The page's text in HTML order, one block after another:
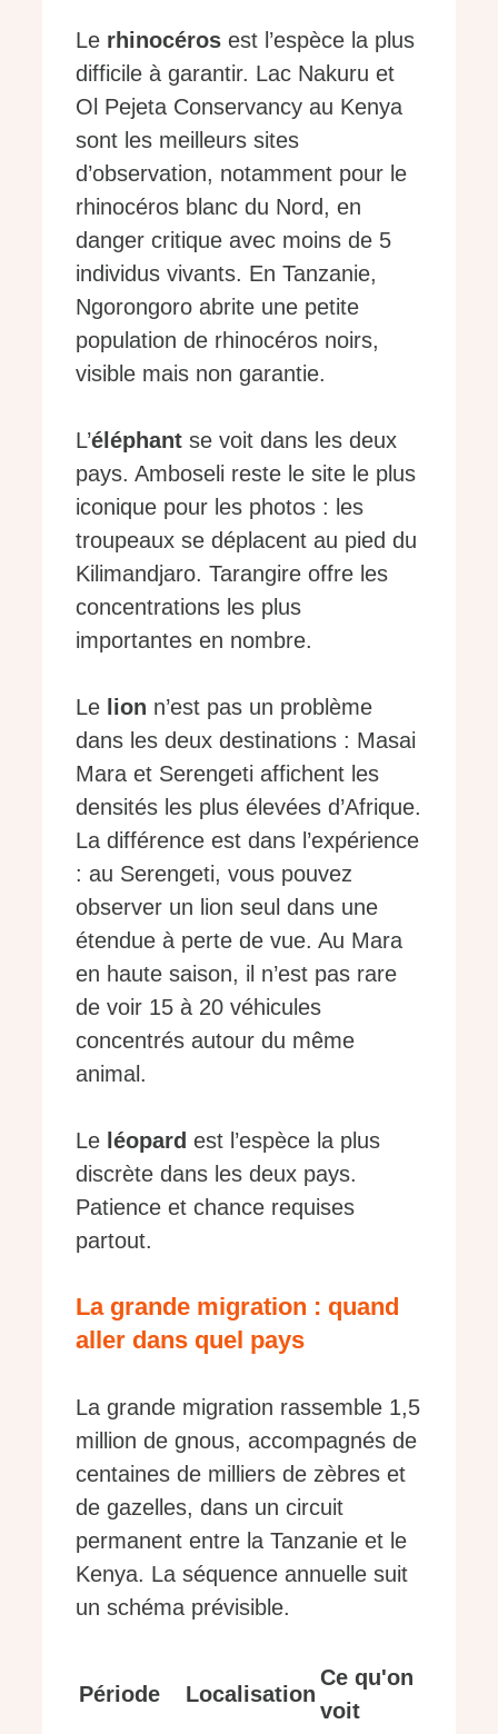
Le rhinocéros est l’espèce la plus
difficile à garantir. Lac Nakuru et
Ol Pejeta Conservancy au Kenya
sont les meilleurs sites
d’observation, notamment pour le
rhinocéros blanc du Nord, en
danger critique avec moins de 5
individus vivants. En Tanzanie,
Ngorongoro abrite une petite
population de rhinocéros noirs,
visible mais non garantie.
L’éléphant se voit dans les deux
pays. Amboseli reste le site le plus
iconique pour les photos : les
troupeaux se déplacent au pied du
Kilimandjaro. Tarangire offre les
concentrations les plus
importantes en nombre.
Le lion n’est pas un problème
dans les deux destinations : Masai
Mara et Serengeti affichent les
densités les plus élevées d’Afrique.
La différence est dans l’expérience
: au Serengeti, vous pouvez
observer un lion seul dans une
étendue à perte de vue. Au Mara
en haute saison, il n’est pas rare
de voir 15 à 20 véhicules
concentrés autour du même
animal.
Le léopard est l’espèce la plus
discrète dans les deux pays.
Patience et chance requises
partout.
La grande migration : quand
aller dans quel pays
La grande migration rassemble 1,5
million de gnous, accompagnés de
centaines de milliers de zèbres et
de gazelles, dans un circuit
permanent entre la Tanzanie et le
Kenya. La séquence annuelle suit
un schéma prévisible.
Période Localisation
Ce qu'on
voit